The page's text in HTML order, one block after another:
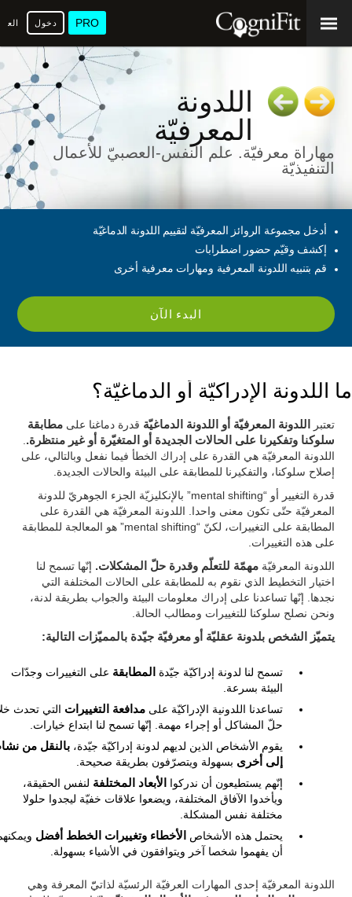
PRO دخول
اللدونة
المعرفيّة
مهاراة معرفيّة. علم النفس-العصبيّ للأعمال
التنفيذيّة
أدخل مجموعة الروائز المعرفيّة لتقييم اللدونة الدماغيّة
إكشف وقيّم حضور اضطرابات
قم بتنبيه اللدونة المعرفية ومهارات معرفية أخرى
البدء الآن
ما اللدونة الإدراكيّة أو الدماغيّة؟
تعتبر اللدونة المعرفيّة أو اللدونة الدماغيّة قدرة دماغنا علىمطابقة
سلوكنا وتفكيرنا على الحالات الجديدة أو المتغيّرة أو غير منتظرة.
اللدونة المعرفيّة هي القدرة على إدراك الخطأ فيما نفعل وبالتالي، على
إصلاح سلوكنا، والتفكيرنا للمطابقة على البيئة والحالات الجديدة.
قدرة التغيير أو “mental shifting” بالإنكليزيّة الجزء الجوهريّ للدونة
المعرفيّة حتّى تكون معنى واحدا. اللدونة المعرفيّة هي القدرة على
المطابقة على التغييرات، لكنّ “mental shifting” هو المعالجة للمطابقة
على هذه التغييرات.
اللدونة المعرفيّةمهمّة للتعلّم وقدرة حلّ المشكلات. إنّها تسمح لنا
اختيار التخطيط الذي نقوم به للمطابقة على الحالات المختلفة التي
نجدها. إنّها تساعدنا على إدراك معلومات البيئة والجواب بطريقة لدنة،
ونحن نصلح سلوكنا للتغييرات ومطالب الحالة.
يتميّز الشخص بلدونة عقليّة أو معرفيّة جيّدة بالمميّزات التالية:
تسمح لنا لدونة إدراكيّة جيّدة المطابقة على التغييرات وجدّات
البيئة بسرعة.
تساعدنا اللدونية الإدراكيّة على مدافعة التغييرات التي تحدث
حلّ المشاكل أو إجراء مهمة. إنّها تسمح لنا ابتداع خيارات.
يقوم الأشخاص الذين لديهم لدونة إدراكيّة جيّدة، بالنقل من
إلى أخرى بسهولة ويتصرّفون بطريقة صحيحة.
إنّهم يستطيعون أن ندركوا
الأبعاد المختلفة لنفس الحقيقة،
ويأخدوا الآفاق المختلفة، ويضعوا علاقات خفيّة ليجدوا حلولا
مختلفة نفس المشكلة.
يحتمل هذه الأشخاص
الأخطاء وتغييرات الخطط أفضل
أن يفهموا شخصا آخر ويتوافقون في الأشياء بسهولة.
اللدونة المعرفيّة إحدى المهارات العرفيّة الرئسيّة لذاتيّّ المعرفة وهي